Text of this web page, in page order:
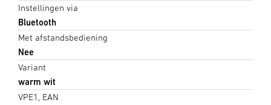
Instellingen via
Bluetooth
Met afstandsbediening
Nee
Variant
warm wit
VPE1, EAN